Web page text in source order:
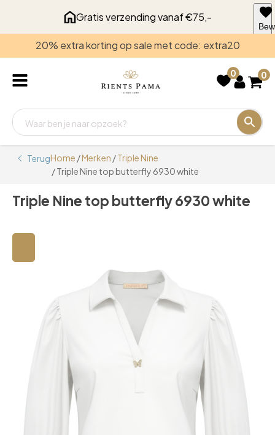
Gratis verzending vanaf €75,-
20% extra korting op sale met code: extra20
0 0
TerugHome /Merken /Triple Nine
/ Triple Nine top butterfly 6930 white
Triple Nine top butterfly 6930 white
voor